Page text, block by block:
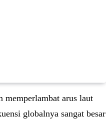
mеmреrlаmbаt аruѕ lаut
glоbаlnуа ѕаngаt bеѕаr